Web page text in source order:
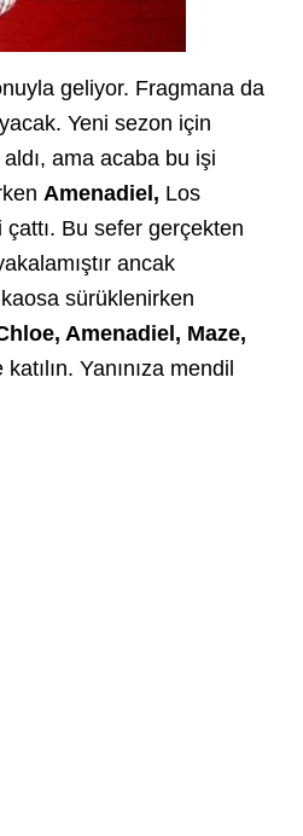
geliyor. Fragmana da
Yeni sezon için
ama acaba bu işi
Amenadiel, Los
çattı. Bu sefer gerçekten
ancak
sürüklenirken
Amenadiel, Maze,
Yanınıza mendil